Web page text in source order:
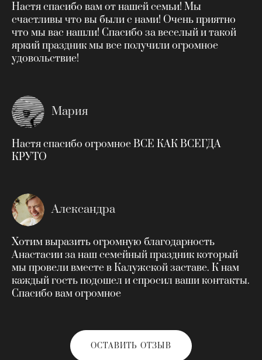
Настя спасибо вам от нашей семьи! Мы
счастливы что вы были с нами! Очень приятно
что мы вас нашли! Спасибо за веселый и такой
яркий праздник мы все получили огромное
удовольствие!
Мария
Настя спасибо огромное ВСЕ КАК ВСЕГДА
КРУТО
Александра
Хотим выразить огромную благодарность
Анастасии за наш семейный праздник который
мы провели вместе в Калужской заставе. К нам
каждый гость подошел и спросил ваши контакты.
Спасибо вам огромное
ОСТАВИТЬ ОТЗЫВ